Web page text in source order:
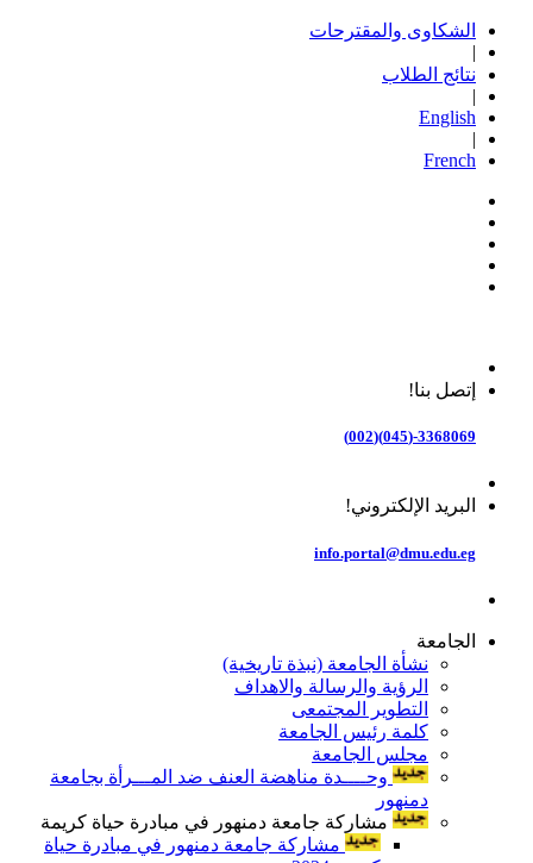
الشكاوى والمقترحات
|
نتائج الطلاب
|
English
|
French
إتصل بنا!
3368069-(045)(002)
البريد الإلكتروني!
info.portal@dmu.edu.eg
الجامعة
نشأة الجامعة (نبذة تاريخية)
الرؤية والرسالة والاهداف
التطوير المجتمعى
كلمة رئيس الجامعة
مجلس الجامعة
وحــــدة مناهضة العنف ضد المـــرأة بجامعة
دمنهور
مشاركة جامعة دمنهور في مبادرة حياة كريمة
مشاركة جامعة دمنهور في مبادرة حياة